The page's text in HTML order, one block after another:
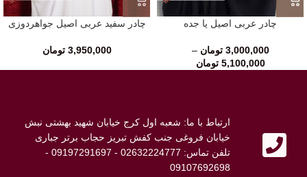
چادر عربی اصیل یا جده
3,000,000 تومان –
5,100,000 تومان
چادر سفید عربی اصیل جواهردوزی
3,950,000 تومان
ارتباط با ما: شعبه اول کرج خیابان شهید بهشتی نبش
خیابان فروغی جنب کفش تبریز حجاب برتر جباری
تلفن تماس: 02632224777 - 09197291697 -
09107692698